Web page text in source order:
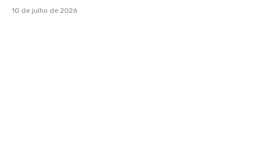
10 de julho de 2026